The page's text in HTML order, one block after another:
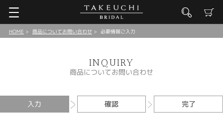
HOME 商品についてお問い合わせ 必要情報ご入力
INQUIRY
商品についてお問い合わせ
入力 確認 完了